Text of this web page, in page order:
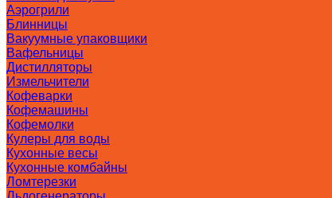
Аэрогрили
Блинницы
Вакуумные упаковщики
Вафельницы
Дистилляторы
Измельчители
Кофеварки
Кофемашины
Кофемолки
Кулеры для воды
Кухонные весы
Кухонные комбайны
Ломтерезки